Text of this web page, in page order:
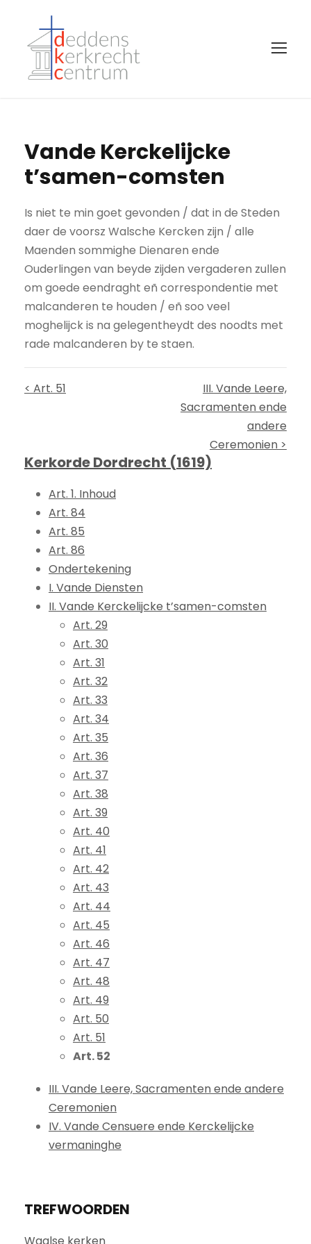
Vande Kerckelijcke
t’samen-comsten
Is niet te min goet gevonden / dat in de Steden
daer de voorsz Walsche Kercken zijn / alle
Maenden sommighe Dienaren ende
Ouderlingen van beyde zijden vergaderen zullen
om goede eendraght eñ correspondentie met
malcanderen te houden / eñ soo veel
moghelijck is na gelegentheydt des noodts met
rade malcanderen by te staen.
< Art. 51
III. Vande Leere,
Sacramenten ende
andere
Ceremonien >
Kerkorde Dordrecht (1619)
Art. 1. Inhoud
Art. 84
Art. 85
Art. 86
Ondertekening
I. Vande Diensten
II. Vande Kerckelijcke t’samen-comsten
Art. 29
Art. 30
Art. 31
Art. 32
Art. 33
Art. 34
Art. 35
Art. 36
Art. 37
Art. 38
Art. 39
Art. 40
Art. 41
Art. 42
Art. 43
Art. 44
Art. 45
Art. 46
Art. 47
Art. 48
Art. 49
Art. 50
Art. 51
Art. 52
III. Vande Leere, Sacramenten ende andere
Ceremonien
IV. Vande Censuere ende Kerckelijcke
vermaninghe
TREFWOORDEN
Waalse kerken